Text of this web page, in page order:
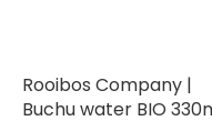
Rooibos Company |
Buchu water BIO